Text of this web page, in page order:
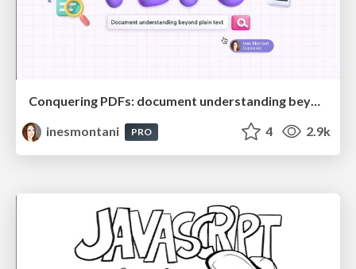
Conquering PDFs: document understanding beyond plain text
inesmontani
PRO 4 2.9k